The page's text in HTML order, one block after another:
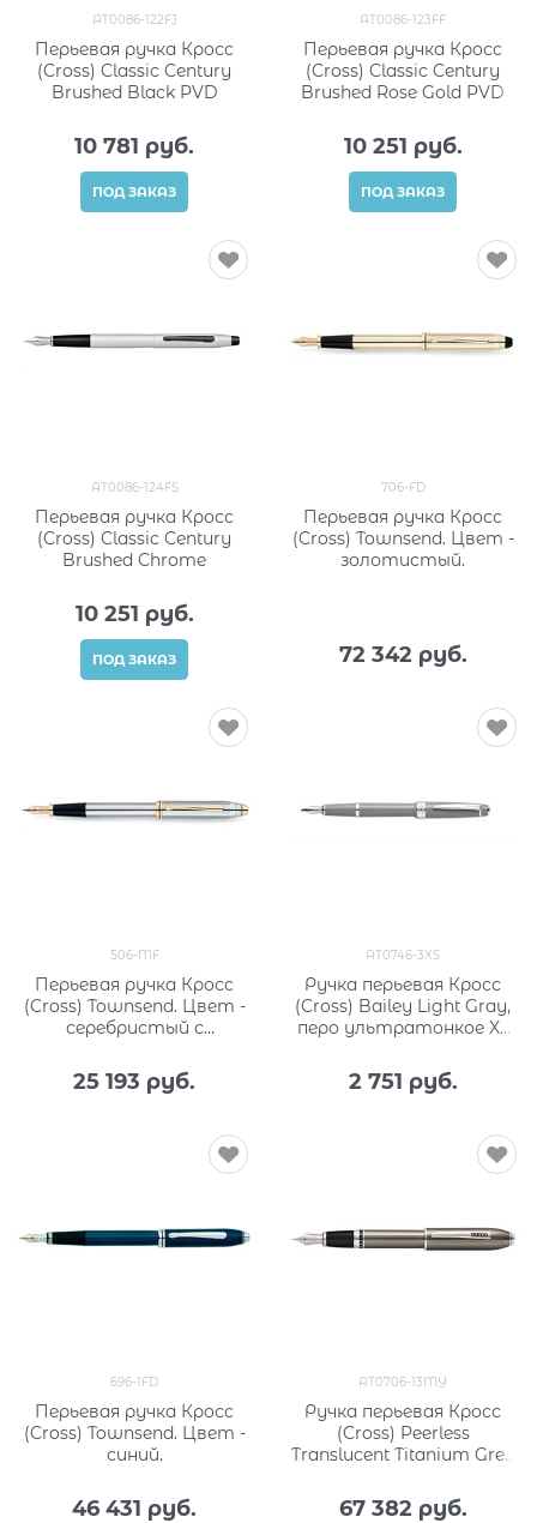
AT0086-122FJ
Перьевая ручка Кросс
(Cross) Classic Century
Brushed Black PVD
10 781 руб.
ПОД ЗАКАЗ
AT0086-123FF
Перьевая ручка Кросс
(Cross) Classic Century
Brushed Rose Gold PVD
10 251 руб.
ПОД ЗАКАЗ
AT0086-124FS
Перьевая ручка Кросс
(Cross) Classic Century
Brushed Chrome
10 251 руб.
ПОД ЗАКАЗ
706-FD
Перьевая ручка Кросс
(Cross) Townsend. Цвет -
золотистый.
72 342 руб.
506-MF
Перьевая ручка Кросс
(Cross) Townsend. Цвет -
серебристый с
25 193 руб.
AT0746-3XS
Ручка перьевая Кросс
(Cross) Bailey Light Gray,
перо ультратонкое XF
2 751 руб.
696-1FD
Перьевая ручка Кросс
(Cross) Townsend. Цвет -
синий.
46 431 руб.
AT0706-13MY
Ручка перьевая Кросс
(Cross) Peerless
Translucent Titanium Grey
13MY
67 382 руб.